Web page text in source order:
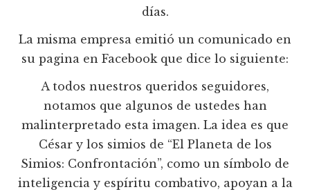
días.
La misma empresa emitió un comunicado en
su pagina en Facebook que dice lo siguiente:
A todos nuestros queridos seguidores,
notamos que algunos de ustedes han
malinterpretado esta imagen. La idea es que
César y los simios de “El Planeta de los
Simios: Confrontación”, como un símbolo de
inteligencia y espíritu combativo, apoyan a la